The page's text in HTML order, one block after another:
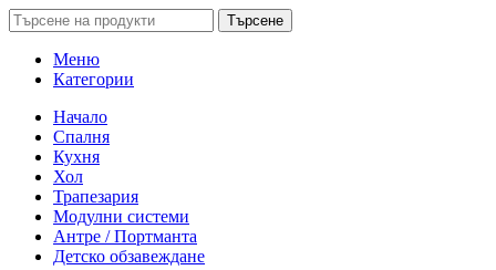
Търсене
Меню
Категории
Начало
Спалня
Кухня
Хол
Трапезария
Модулни системи
Антре / Портманта
Детско обзавеждане